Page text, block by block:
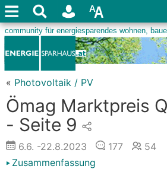
« Photovoltaik / PV
Ömag Marktpreis
- Seite 9
6.6. -22.8.2023 177 54
Zusammenfassung